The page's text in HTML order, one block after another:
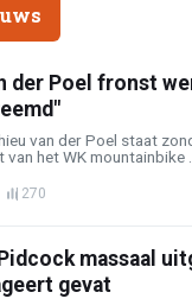
der Poel fronst
van der Poel staat
van het WK mountainbike ...
270
massaal
gevat